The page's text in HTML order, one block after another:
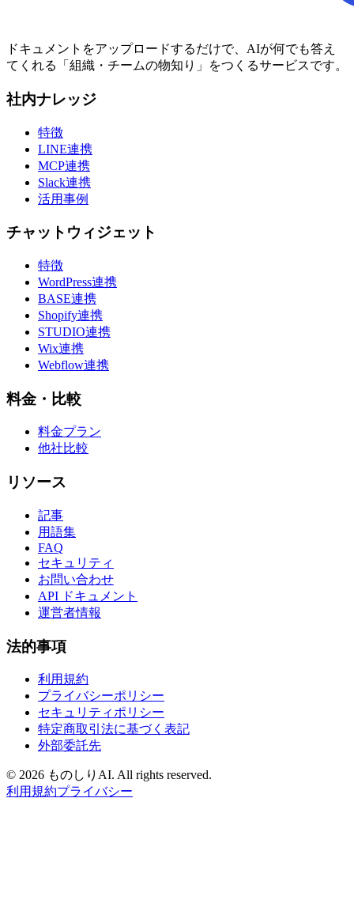
ドキュメントをアップロードするだけで、AIが何でも答え
てくれる「組織・チームの物知り」をつくるサービスです。
社内ナレッジ
特徴
LINE連携
MCP連携
Slack連携
活用事例
チャットウィジェット
特徴
WordPress連携
BASE連携
Shopify連携
STUDIO連携
Wix連携
Webflow連携
料金・比較
料金プラン
他社比較
リソース
記事
用語集
FAQ
セキュリティ
お問い合わせ
API ドキュメント
運営者情報
法的事項
利用規約
プライバシーポリシー
セキュリティポリシー
特定商取引法に基づく表記
外部委託先
© 2026 ものしりAI. All rights reserved.
利用規約プライバシー